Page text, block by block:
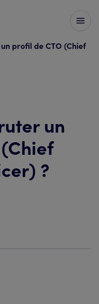
profil de CTO (Chief
un
?